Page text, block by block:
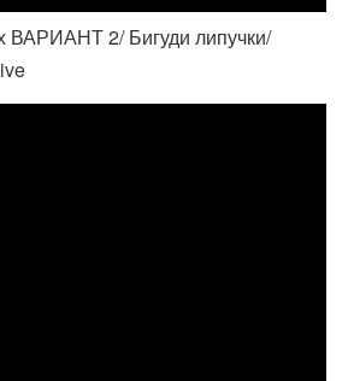
ВАРИАНТ 2/ Бигуди липучки/